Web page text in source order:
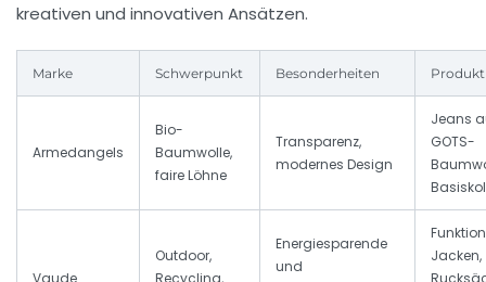
kreativen und innovativen Ansätzen.
Marke Schwerpunkt Besonderheiten
Armedangels
Bio-
Baumwolle,
faire Löhne
Transparenz,
modernes Design
Jeans
GOTS-
Vaude
Outdoor,
Recycling,
Energiesparende
und
Jacken,